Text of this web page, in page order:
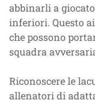
abbinarli a
inferiori. Questo
che possono
squadra
Riconoscere le
allenatori di